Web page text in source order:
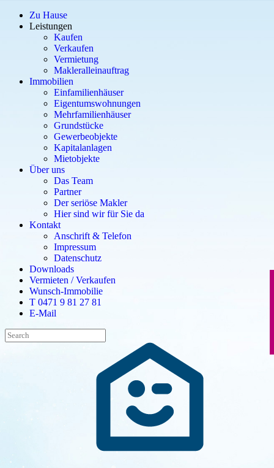
Zu Hause
Leistungen
Kaufen
Verkaufen
Vermietung
Makleralleinauftrag
Immobilien
Einfamilienhäuser
Eigentumswohnungen
Mehrfamilienhäuser
Grundstücke
Gewerbeobjekte
Kapitalanlagen
Mietobjekte
Über uns
Das Team
Partner
Der seriöse Makler
Hier sind wir für Sie da
Kontakt
Anschrift & Telefon
Impressum
Datenschutz
Downloads
Vermieten / Verkaufen
Wunsch-Immobilie
T 0471 9 81 27 81
E-Mail